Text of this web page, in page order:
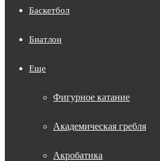
Баскетбол
Биатлон
Еще
Фигурное катание
Академическая гребля
Акробатика